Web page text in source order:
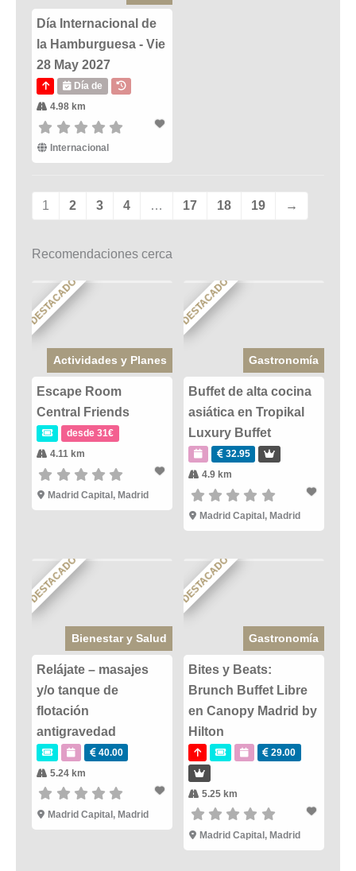
Día Internacional de
la Hamburguesa - Vie
28 May 2027
Día de
4.98 km
Internacional
1 2 3 4 … 17 18 19 →
Recomendaciones cerca
DESTACADO
Actividades y Planes
Escape Room
Central Friends
desde 31€
4.11 km
Madrid Capital , Madrid
DESTACADO
Gastronomía
Buffet de alta cocina
asiática en Tropikal
Luxury Buffet
32.95
4.9 km
Madrid Capital , Madrid
DESTACADO
Bienestar y Salud
Relájate – masajes
y/o tanque de
flotación
antigravedad
40.00
5.24 km
Madrid Capital, Madrid
DESTACADO
Gastronomía
Bites y Beats:
Brunch Buffet Libre
en Canopy Madrid by
Hilton
29.00
5.25 km
Madrid Capital, Madrid